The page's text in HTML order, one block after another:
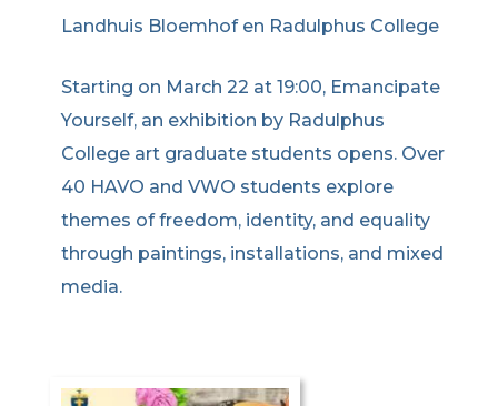
Landhuis Bloemhof en Radulphus College
Starting on March 22 at 19:00, Emancipate
Yourself, an exhibition by Radulphus
College art graduate students opens. Over
40 HAVO and VWO students explore
themes of freedom, identity, and equality
through paintings, installations, and mixed
media.